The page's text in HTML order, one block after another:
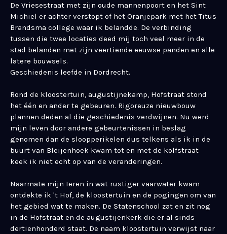
De Vriesestraat met zijn oude mannenpoort en het Sint
Michiel er achter verstopt of het Oranjepark met het Titus
Brandsma college waar ik belandde. De verbinding
tussen die twee locaties deed mij toch veel meer in de
stad belanden met zijn veertiende eeuwse panden en alle
latere bouwsels.
Geschiedenis leefde in Dordrecht.
Rond de kloostertuin, augustijnekamp, Hofstraat stond
het één en ander te gebeuren. Rigoreuze nieuwbouw
plannen deden al die geschiedenis verdwijnen. Nu werd
mijn leven door andere gebeurtenissen in beslag
genomen dan de sloopperikelen dus telkens als ik in de
buurt van Bleijenhoek kwam tot en met de kolfstraat
keek ik niet echt op van de veranderingen.
Naarmate mijn Ieren in wat rustiger vaarwater kwam
ontdekte ik 't Hof, de kloostertuin en de pogingen om van
het gebied wat te maken. De Statenschool zat en zit nog
in de Hofstraat en de augustijenkerk die er al sinds
dertienhonderd staat. De naam kloostertuin verwijst naar